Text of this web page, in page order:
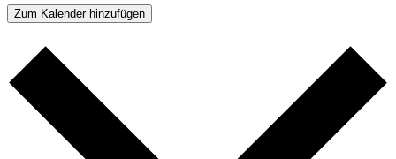
Zum Kalender hinzufügen